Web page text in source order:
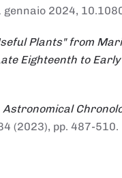
gennaio 2024,
Plants" from
Eighteenth to
Astronomical
(2023), pp. 487-510.